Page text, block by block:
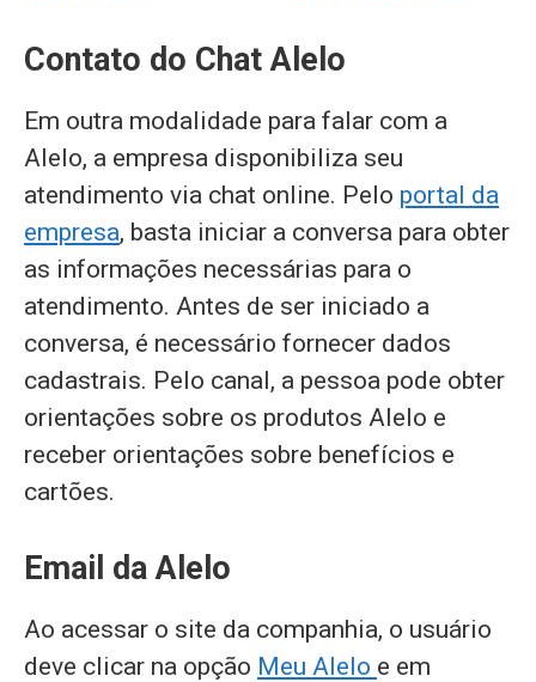
Contato do Chat Alelo
Em outra modalidade para falar com a
Alelo, a empresa disponibiliza seu
atendimento via chat online. Pelo portal da
empresa, basta iniciar a conversa para obter
as informações necessárias para o
atendimento. Antes de ser iniciado a
conversa, é necessário fornecer dados
cadastrais. Pelo canal, a pessoa pode obter
orientações sobre os produtos Alelo e
receber orientações sobre benefícios e
cartões.
Email da Alelo
Ao acessar o site da companhia, o usuário
deve clicar na opção Meu Alelo e em